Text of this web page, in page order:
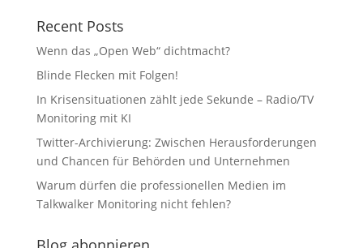
Recent Posts
Wenn das „Open Web“ dichtmacht?
Blinde Flecken mit Folgen!
In Krisensituationen zählt jede Sekunde – Radio/TV
Monitoring mit KI
Twitter-Archivierung: Zwischen Herausforderungen
und Chancen für Behörden und Unternehmen
Warum dürfen die professionellen Medien im
Talkwalker Monitoring nicht fehlen?